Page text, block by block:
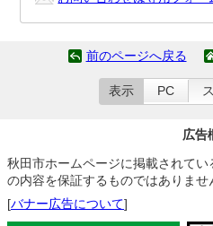
前のページへ戻る
表示 PC
広告
秋田市ホームページに掲載されて
の内容を保証するものではありませ
[バナー広告について]